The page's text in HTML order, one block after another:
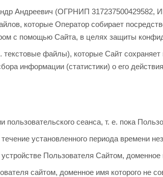
Андреевич (ОГРНИП 317237500429582,
которые Оператор собирает
с помощью Сайта, в целях защиты
файлы), которые Сайт
информации (статистики) о его
сеанса, т. е. пока
установленного периода времени
Пользователя Сайтом, доменное
сайтом, доменное имя которого